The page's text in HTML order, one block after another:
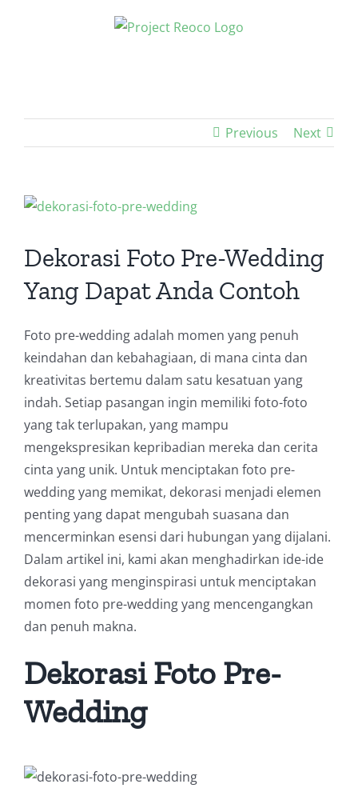
Previous Next
View
Image
Dekorasi Foto Pre-Wedding
Yang Dapat Anda Contoh
Foto pre-wedding adalah momen yang penuh
keindahan dan kebahagiaan, di mana cinta dan
kreativitas bertemu dalam satu kesatuan yang
indah. Setiap pasangan ingin memiliki foto-foto
yang tak terlupakan, yang mampu
mengekspresikan kepribadian mereka dan cerita
cinta yang unik. Untuk menciptakan foto pre-
wedding yang memikat, dekorasi menjadi elemen
penting yang dapat mengubah suasana dan
mencerminkan esensi dari hubungan yang dijalani.
Dalam artikel ini, kami akan menghadirkan ide-ide
dekorasi yang menginspirasi untuk menciptakan
momen foto pre-wedding yang mencengangkan
dan penuh makna.
Dekorasi Foto Pre-
Wedding